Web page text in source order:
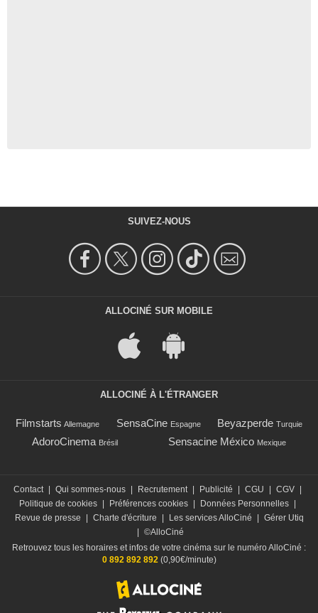
SUIVEZ-NOUS
ALLOCINÉ SUR MOBILE
ALLOCINÉ À L'ÉTRANGER
Filmstarts Allemagne SensaCine Espagne Beyazperde Turquie
AdoroCinema Brésil Sensacine México Mexique
Contact Qui sommes-nous Recrutement Publicité CGU CGV
Politique de cookies
Préférences cookies Données Personnelles
Revue de presse
Charte d'écriture Les services AlloCiné
Gérer Utiq
©AlloCiné
Retrouvez tous les horaires et infos de votre cinéma sur le numéro AlloCiné :
0 892 892 892(0,90€/minute)